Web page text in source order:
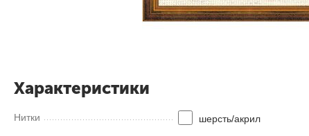
Характеристики
Нитки шерсть/акрил